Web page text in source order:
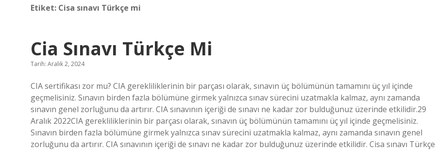
Etiket: Cisa sınavı Türkçe mi
Cia Sınavı Türkçe Mi
Tarih: Aralık 2, 2024
CIA sertifikası zor mu? CIA gerekliliklerinin bir parçası olarak, sınavın üç bölümünün tamamını üç yıl içinde
geçmelisiniz. Sınavın birden fazla bölümüne girmek yalnızca sınav sürecini uzatmakla kalmaz, aynı zamanda
sınavın genel zorluğunu da artırır. CIA sınavının içeriği de sınavı ne kadar zor bulduğunuz üzerinde etkilidir.29
Aralık 2022CIA gerekliliklerinin bir parçası olarak, sınavın üç bölümünün tamamını üç yıl içinde geçmelisiniz.
Sınavın birden fazla bölümüne girmek yalnızca sınav sürecini uzatmakla kalmaz, aynı zamanda sınavın genel
zorluğunu da artırır. CIA sınavının içeriği de sınavı ne kadar zor bulduğunuz üzerinde etkilidir. Cisa sınavı Türkçe